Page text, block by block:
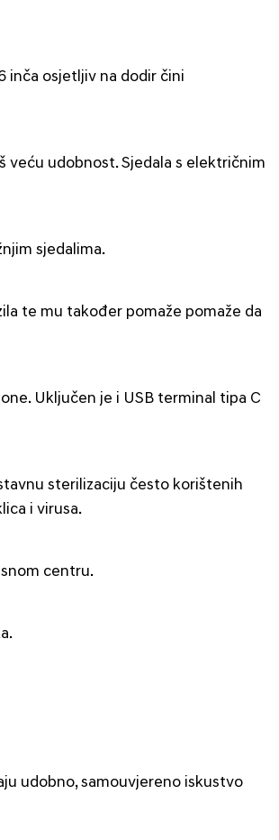
inča osjetljiv na dodir čini
veću udobnost. Sjedala s električnim
sjedalima.
te mu također pomaže pomaže da
Uključen je i USB terminal tipa C
sterilizaciju često korištenih
i virusa.
centru.
udobno, samouvjereno iskustvo